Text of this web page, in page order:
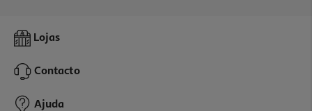
Lojas
Contacto
Ajuda